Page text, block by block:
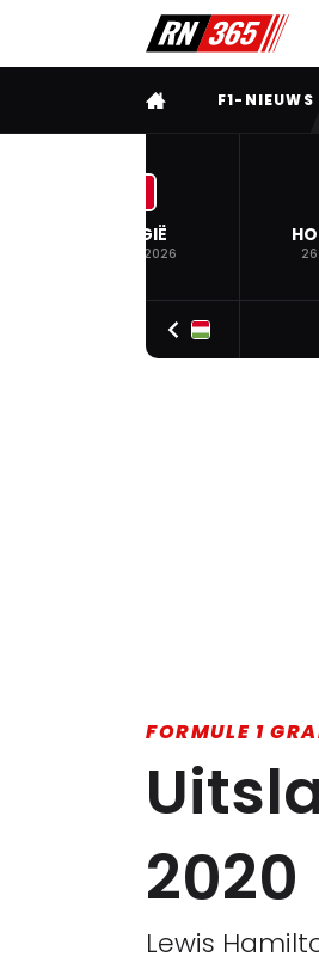
VOLLEDIG MENU
F1-NIEUWS
BELGIË
19 JUL. 2026
FORMULE 1
2020
Lewis